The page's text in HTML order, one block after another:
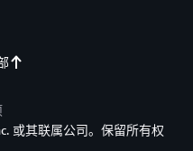
或其联属公司。保留所有权